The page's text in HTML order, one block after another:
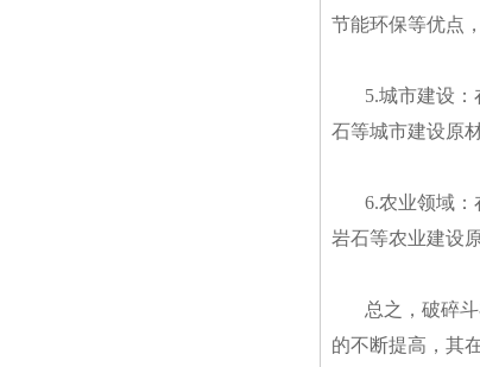
节能环保等优点
5.城市建设
石等城市建设原
6.农业领域
岩石等农业建设
总之，破碎
的不断提高，其